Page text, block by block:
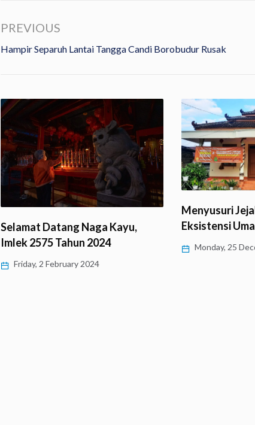
PREVIOUS
Hampir Separuh Lantai Tangga Candi Borobudur Rusak
Selamat Datang Naga Kayu,
Imlek 2575 Tahun 2024
Friday, 2 February 2024
Menyusuri
Eksistensi
Monday, 25